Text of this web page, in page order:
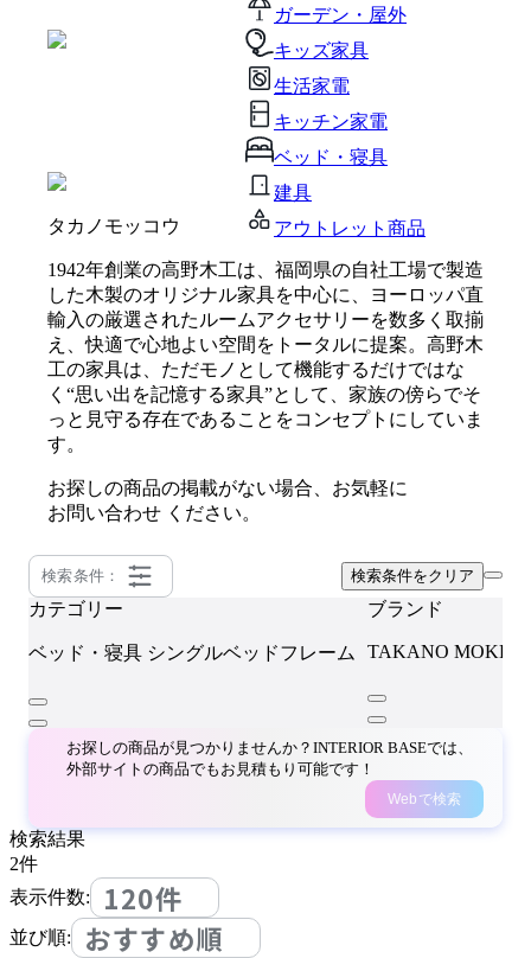
ガーデン・屋外
キッズ家具
生活家電
キッチン家電
ベッド・寝具
建具
アウトレット商品
タカノモッコウ
1942年創業の高野木工は、福岡県の自社工場で製造
した木製のオリジナル家具を中心に、ヨーロッパ直
輸入の厳選されたルームアクセサリーを数多く取揃
え、快適で心地よい空間をトータルに提案。高野木
工の家具は、ただモノとして機能するだけではな
く“思い出を記憶する家具”として、家族の傍らでそ
っと見守る存在であることをコンセプトにしていま
す。
お探しの商品の掲載がない場合、お気軽に
お問い合わせ ください。
検索条件： 検索条件をクリア
カテゴリー
ベッド・寝具 シングルベッドフレーム
ブランド
TAKANO
お探しの商品が見つかりませんか？INTERIOR BASEでは、
外部サイトの商品でもお見積もり可能です！
Webで検索
検索結果
2件
表示件数:
120件
並び順: おすすめ順